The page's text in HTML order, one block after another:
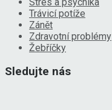
Stres a psychika
Trávicí potíže
Zánět
Zdravotní problémy
Žebříčky
Sledujte nás